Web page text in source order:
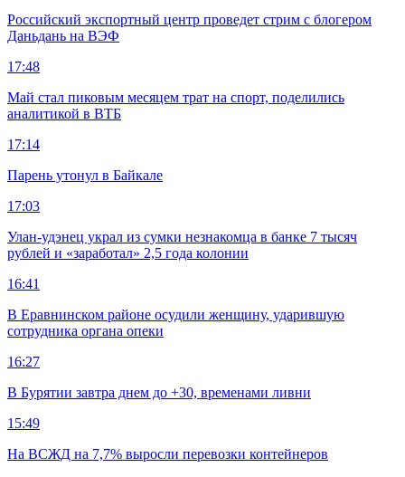
Российский экспортный центр проведет стрим с блогером
Даньдань на ВЭФ
17:48
Май стал пиковым месяцем трат на спорт, поделились
аналитикой в ВТБ
17:14
Парень утонул в Байкале
17:03
Улан-удэнец украл из сумки незнакомца в банке 7 тысяч
рублей и «заработал» 2,5 года колонии
16:41
В Еравнинском районе осудили женщину, ударившую
сотрудника органа опеки
16:27
В Бурятии завтра днем до +30, временами ливни
15:49
На ВСЖД на 7,7% выросли перевозки контейнеров